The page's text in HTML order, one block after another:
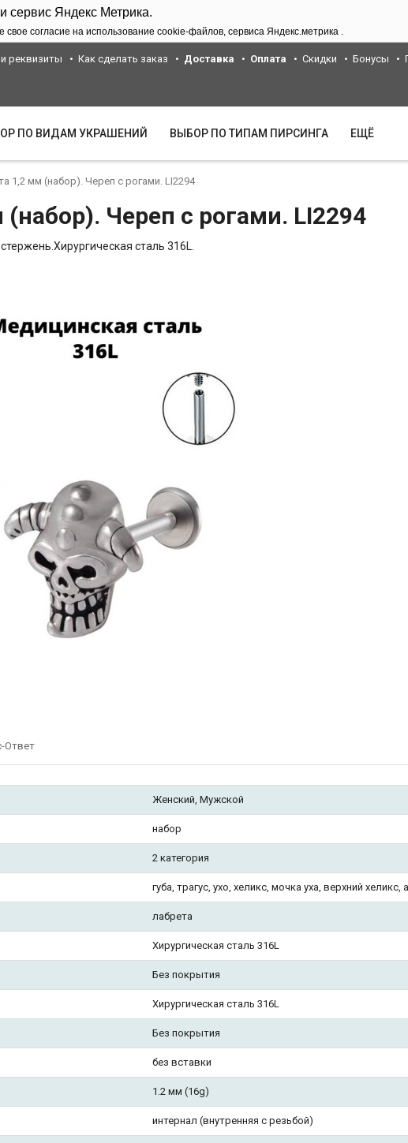
сервис Яндекс Метрика.
согласие на использование cookie-файлов, сервиса Яндекс.метрика .
реквизиты Как сделать заказ Доставка Оплата Скидки Бонусы
ПО ВИДАМ УКРАШЕНИЙ ВЫБОР ПО ТИПАМ ПИРСИНГА ЕЩЁ
1,2 мм (набор). Череп с рогами. LI2294
Череп с рогами. LI2294
сталь 316L.
Ответ
Женский, Мужской
набор
2 категория
губа, трагус, ухо, хеликс, мочка уха, верхний хеликс,
лабрета
Хирургическая сталь 316L
Без покрытия
Хирургическая сталь 316L
Без покрытия
без вставки
1.2 мм (16g)
интернал (внутренняя с резьбой)